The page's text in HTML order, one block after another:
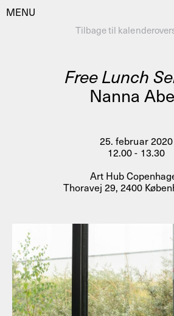
MENU
Besøg
AHC Channel
Residencies &
Artistic
PublicOm
AHC Channel
Tilbage til
Free Lunch
Nanna
25. februar 2020
12.00 - 13.30
Art Hub
Thoravej 29, 2400